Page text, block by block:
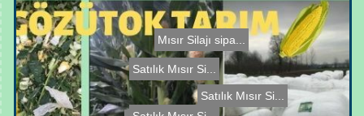
Satılık Mısır Si...
Mısır Silajı sipa...
Satılık Mısır Si...